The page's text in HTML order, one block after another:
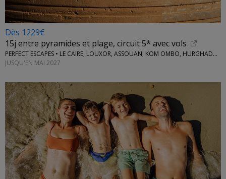
Dès 1229€
15j entre pyramides et plage, circuit 5* avec vols
PERFECT ESCAPES • LE CAIRE, LOUXOR, ASSOUAN, KOM OMBO, HURGHADA...
JUSQU'EN MAI 2027